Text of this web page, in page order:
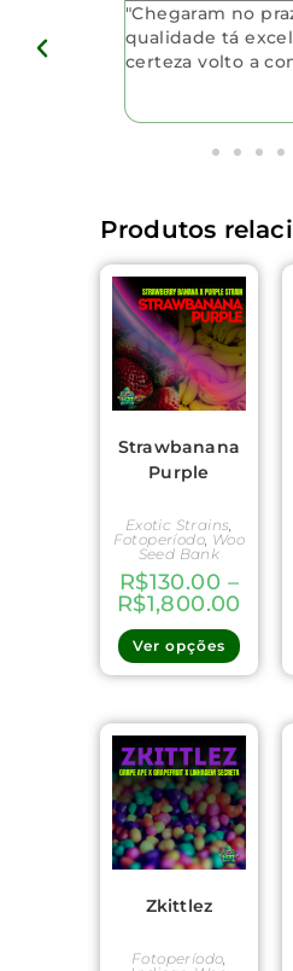
As
"Chegaram no
qualidade tá
certeza volto a
Produtos
Strawbanana
Purple
Exotic Strains
Fotoperíodo Woo
Seed Bank
R$130.00 –
R$1,800.00
Ver opções
Zkittlez
Fotoperíodo